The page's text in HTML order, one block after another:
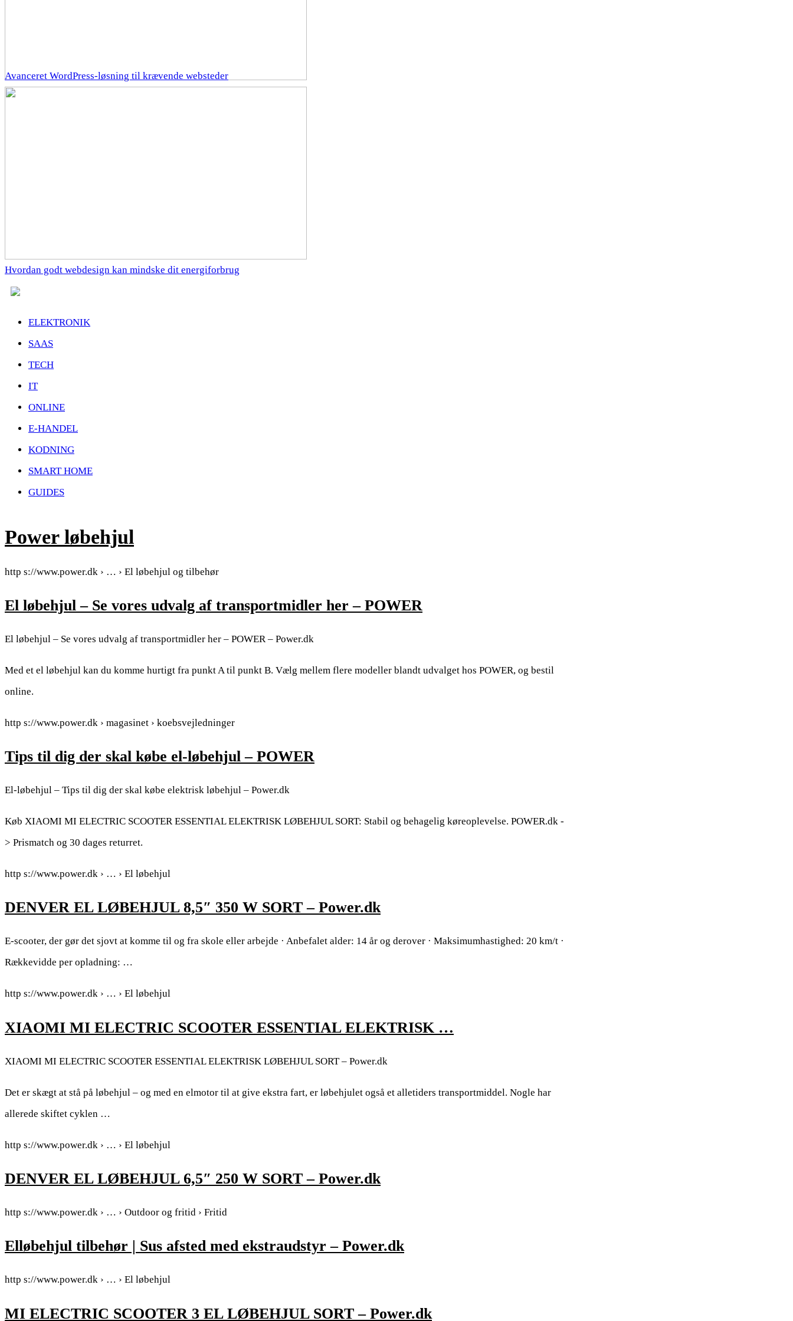
Avanceret WordPress-løsning til krævende websteder
Hvordan godt webdesign kan mindske dit energiforbrug
ELEKTRONIK
SAAS
TECH
IT
ONLINE
E-HANDEL
KODNING
SMART HOME
GUIDES
Power løbehjul
http s://www.power.dk › … › El løbehjul og tilbehør
El løbehjul – Se vores udvalg af transportmidler her – POWER
El løbehjul – Se vores udvalg af transportmidler her – POWER – Power.dk
Med et el løbehjul kan du komme hurtigt fra punkt A til punkt B. Vælg mellem flere modeller blandt udvalget hos POWER, og bestil
online.
http s://www.power.dk › magasinet › koebsvejledninger
Tips til dig der skal købe el-løbehjul – POWER
El-løbehjul – Tips til dig der skal købe elektrisk løbehjul – Power.dk
Køb XIAOMI MI ELECTRIC SCOOTER ESSENTIAL ELEKTRISK LØBEHJUL SORT: Stabil og behagelig køreoplevelse. POWER.dk -
> Prismatch og 30 dages returret.
http s://www.power.dk › … › El løbehjul
DENVER EL LØBEHJUL 8,5″ 350 W SORT – Power.dk
E-scooter, der gør det sjovt at komme til og fra skole eller arbejde · Anbefalet alder: 14 år og derover · Maksimumhastighed: 20 km/t ·
Rækkevidde per opladning: …
http s://www.power.dk › … › El løbehjul
XIAOMI MI ELECTRIC SCOOTER ESSENTIAL ELEKTRISK …
XIAOMI MI ELECTRIC SCOOTER ESSENTIAL ELEKTRISK LØBEHJUL SORT – Power.dk
Det er skægt at stå på løbehjul – og med en elmotor til at give ekstra fart, er løbehjulet også et alletiders transportmiddel. Nogle har
allerede skiftet cyklen …
http s://www.power.dk › … › El løbehjul
DENVER EL LØBEHJUL 6,5″ 250 W SORT – Power.dk
http s://www.power.dk › … › Outdoor og fritid › Fritid
Elløbehjul tilbehør | Sus afsted med ekstraudstyr – Power.dk
http s://www.power.dk › … › El løbehjul
MI ELECTRIC SCOOTER 3 EL LØBEHJUL SORT – Power.dk